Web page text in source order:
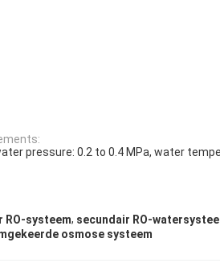
pressure: 0.2 to 0.4 MPa, water
RO-systeem, secundair RO-
osmose systeem